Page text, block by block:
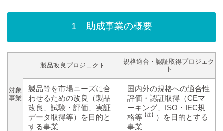
1 助成事業の概要
対象
事業
製品改良プロジェクト
規格適合・認証取得プロジェク
ト
製品等を市場ニーズに合
わせるための改良（製品
改良、試験・評価、実証
データ取得等）を目的と
する事業
国内外の規格への適合性
評価・認証取得（CEマ
ーキング、ISO・IEC規
格等 【注】
）を目的とする
事業